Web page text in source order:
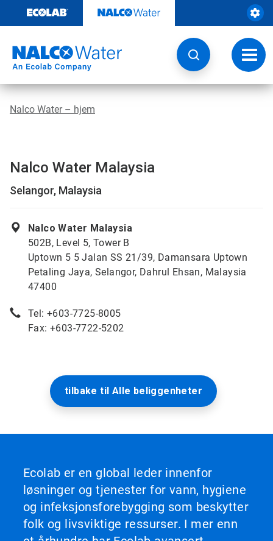
til
Veksle
Nalco Water – hjem
Nalco Water Malaysia
Selangor, Malaysia
Nalco Water Malaysia
502B, Level 5, Tower B
Uptown 5 5 Jalan SS 21/39, Damansara Uptown
Petaling Jaya, Selangor, Dahrul Ehsan, Malaysia
47400
Tel: +603-7725-8005
Fax: +603-7722-5202
tilbake til Alle beliggenheter
Ecolab er en global leder innenfor
løsninger og tjenester for vann, hygiene
og infeksjonsforebygging som beskytter
folk og livsviktige ressurser. I mer enn